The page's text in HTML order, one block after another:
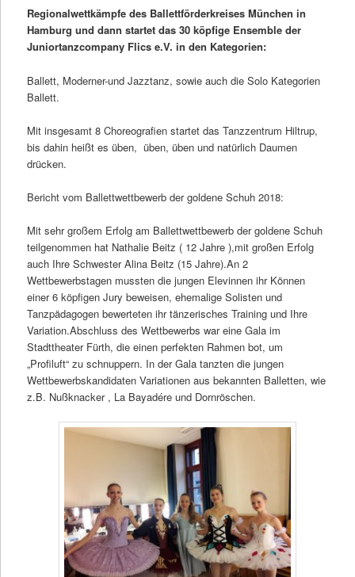
Regionalwettkämpfe des Ballettförderkreises München in
Hamburg und dann startet das 30 köpfige Ensemble der
Juniortanzcompany Flics e.V. in den Kategorien:
Ballett, Moderner-und Jazztanz, sowie auch die Solo Kategorien
Ballett.
Mit insgesamt 8 Choreografien startet das Tanzzentrum Hiltrup,
bis dahin heißt es üben, üben, üben und natürlich Daumen
drücken.
Bericht vom Ballettwettbewerb der goldene Schuh 2018:
Mit sehr großem Erfolg am Ballettwettbewerb der goldene Schuh
teilgenommen hat Nathalie Beitz ( 12 Jahre ),mit großen Erfolg
auch Ihre Schwester Alina Beitz (15 Jahre).An 2
Wettbewerbstagen mussten die jungen Elevinnen ihr Können
einer 6 köpfigen Jury beweisen, ehemalige Solisten und
Tanzpädagogen bewerteten ihr tänzerisches Training und Ihre
Variation.Abschluss des Wettbewerbs war eine Gala im
Stadttheater Fürth, die einen perfekten Rahmen bot, um
„Profiluft“ zu schnuppern. In der Gala tanzten die jungen
Wettbewerbskandidaten Variationen aus bekannten Balletten, wie
z.B. Nußknacker , La Bayadére und Dornröschen.